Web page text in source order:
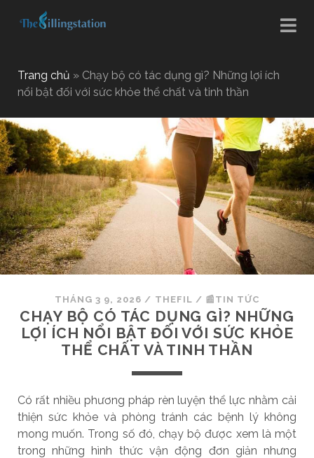
Trang chủ » Chạy bộ có tác dụng gì? Những lợi ích
nổi bật đối với sức khỏe thể chất và tinh thần
THÁNG 3 9, 2026 / THEFIL / 📰TIN TỨC
CHẠY BỘ CÓ TÁC DỤNG GÌ? NHỮNG
LỢI ÍCH NỔI BẬT ĐỐI VỚI SỨC KHỎE
THỂ CHẤT VÀ TINH THẦN
Có rất nhiều phương pháp rèn luyện thể lực nhằm cải
thiện sức khỏe và phòng tránh các bệnh lý không
mong muốn. Trong số đó, chạy bộ được xem là một
trong những hình thức vận động đơn giản nhưng